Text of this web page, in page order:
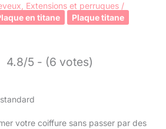
Extensions et perruques /
en titane
Plaque titane
4.8/5 - (6 votes)
votre coiffure sans passer par des